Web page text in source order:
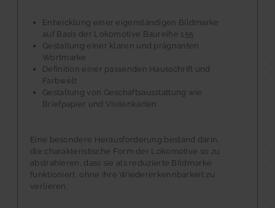
Entwicklung einer eigenständigen Bildmarke
auf Basis der Lokomotive Baureihe 155
Gestaltung einer klaren und prägnanten
Wortmarke
Definition einer passenden Hausschrift und
Farbwelt
Gestaltung von Geschäftsausstattung wie
Briefpapier und Visitenkarten
Eine besondere Herausforderung bestand darin,
die charakteristische Form der Lokomotive so zu
abstrahieren, dass sie als reduzierte Bildmarke
funktioniert, ohne ihre Wiedererkennbarkeit zu
verlieren.